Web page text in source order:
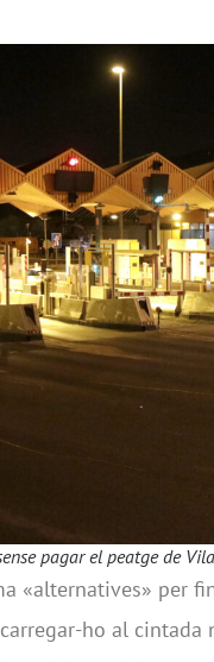
pagar el peatge de
«alternatives» per
ho al